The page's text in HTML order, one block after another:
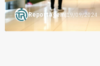
Reportagem|19/09/2024